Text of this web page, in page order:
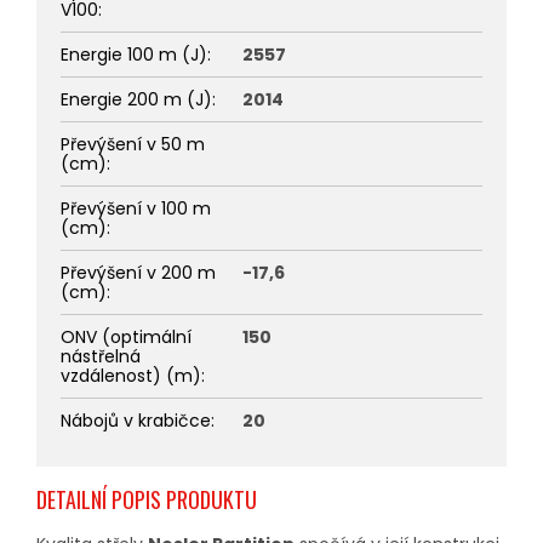
DETAILNÍ POPIS PRODUKTU
V100:
Energie 100 m (J):
2557
Energie 200 m (J):
2014
Převýšení v 50 m
(cm):
Převýšení v 100 m
(cm):
Převýšení v 200 m
(cm):
-17,6
ONV (optimální
nástřelná
vzdálenost) (m):
150
Nábojů v krabičce: 20